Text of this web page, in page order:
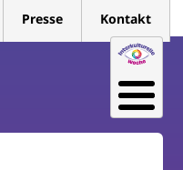
Presse Kontakt